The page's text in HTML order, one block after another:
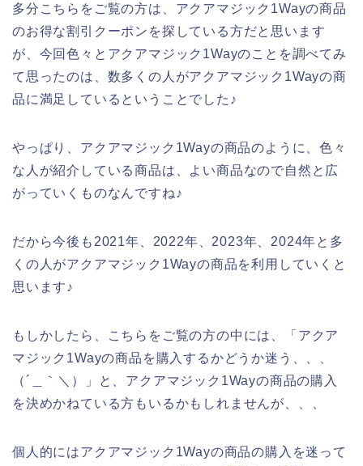
多分こちらをご覧の方は、アクアマジック1Wayの商品
のお得な割引クーポンを探している方だと思います
が、今回色々とアクアマジック1Wayのことを調べてみ
て思ったのは、数多くの人がアクアマジック1Wayの商
品に満足しているということでした♪
やっぱり、アクアマジック1Wayの商品のように、色々
な人が紹介している商品は、よい商品なので自然と広
がっていくものなんですね♪
だから今後も2021年、2022年、2023年、2024年と多
くの人がアクアマジック1Wayの商品を利用していくと
思います♪
もしかしたら、こちらをご覧の方の中には、「アクア
マジック1Wayの商品を購入するかどうか迷う、、、
（´＿｀＼）」と、アクアマジック1Wayの商品の購入
を決めかねている方もいるかもしれませんが、、、
個人的にはアクアマジック1Wayの商品の購入を迷って